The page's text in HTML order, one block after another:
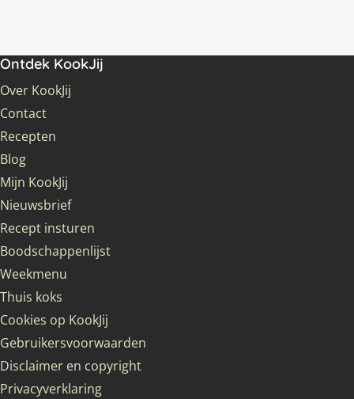
Ontdek KookJij
Over KookJij
Contact
Recepten
Blog
Mijn KookJij
Nieuwsbrief
Recept insturen
Boodschappenlijst
Weekmenu
Thuis koks
Cookies op KookJij
Gebruikersvoorwaarden
Disclaimer en copyright
Privacyverklaring